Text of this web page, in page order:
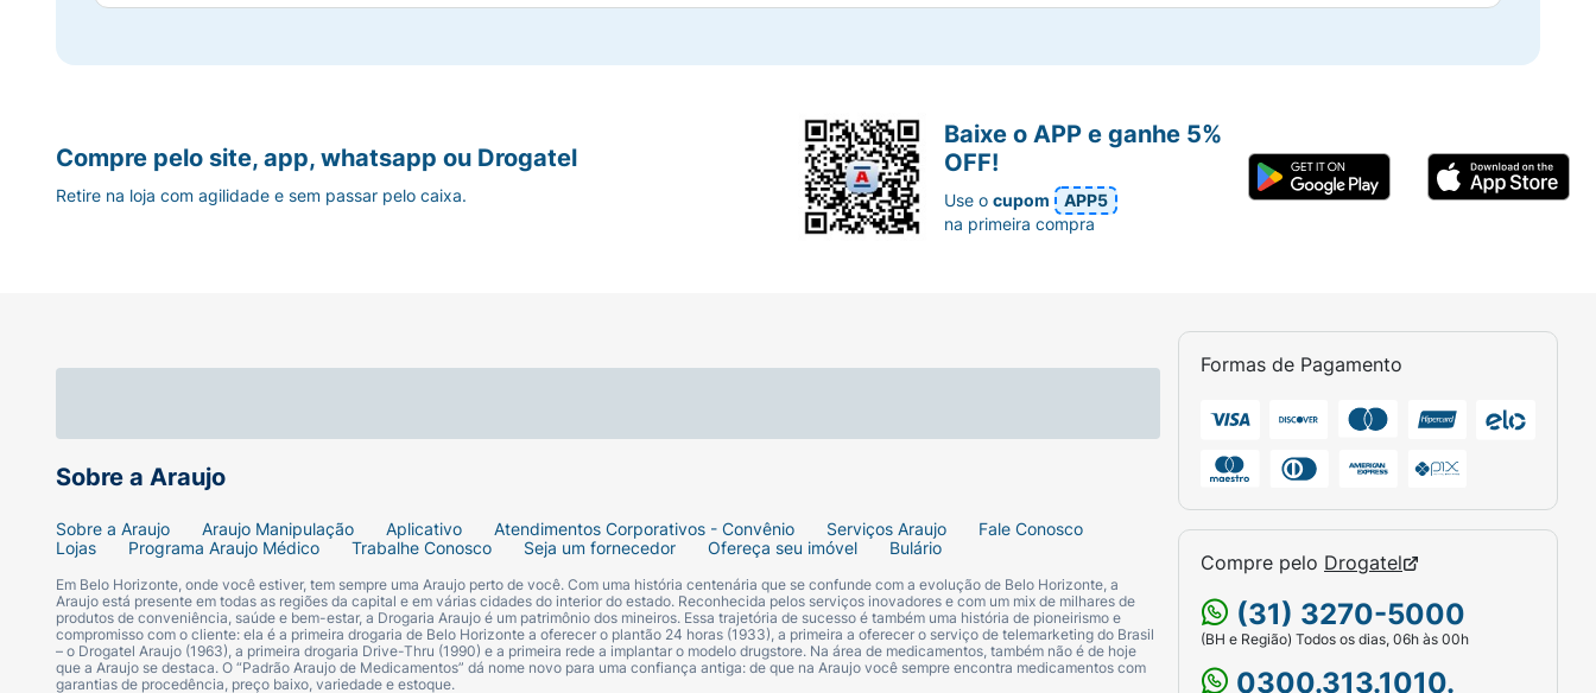
Sobre a Araujo
Sobre a Araujo Araujo Manipulação Aplicativo Atendimentos Corporativos - Convênio Serviços Araujo
Fale Conosco
Lojas
Programa Araujo Médico Trabalhe Conosco Seja um fornecedor Ofereça seu imóvel Bulário
Em Belo Horizonte, onde você estiver, tem sempre uma Araujo perto de você. Com uma história centenária que se confunde com a evolução de Belo Horizonte, a
Araujo está presente em todas as regiões da capital e em várias cidades do interior do estado. Reconhecida pelos serviços inovadores e com um mix de milhares de
produtos de conveniência, saúde e bem-estar, a Drogaria Araujo é um patrimônio dos mineiros. Essa trajetória de sucesso é também uma história de pioneirismo e
compromisso com o cliente: ela é a primeira drogaria de Belo Horizonte a oferecer o plantão 24 horas (1933), a primeira a oferecer o serviço de telemarketing do Brasil
– o Drogatel Araujo (1963), a primeira drogaria Drive-Thru (1990) e a primeira rede a implantar o modelo drugstore. Na área de medicamentos, também não é de hoje
que a Araujo se destaca. O “Padrão Araujo de Medicamentos” dá nome novo para uma confiança antiga: de que na Araujo você sempre encontra medicamentos com
garantias de procedência, preço baixo, variedade e estoque.
Formas de Pagamento
Compre pelo Drogatel
(31) 3270-5000
(BH e Região) Todos os dias, 06h às 00h
0300.313.1010.
Compre pelo site, app, whatsapp ou Drogatel
Retire na loja com agilidade e sem passar pelo caixa.
Baixe o APP e ganhe 5%
OFF!
Use ocupom
APP5
na primeira compra